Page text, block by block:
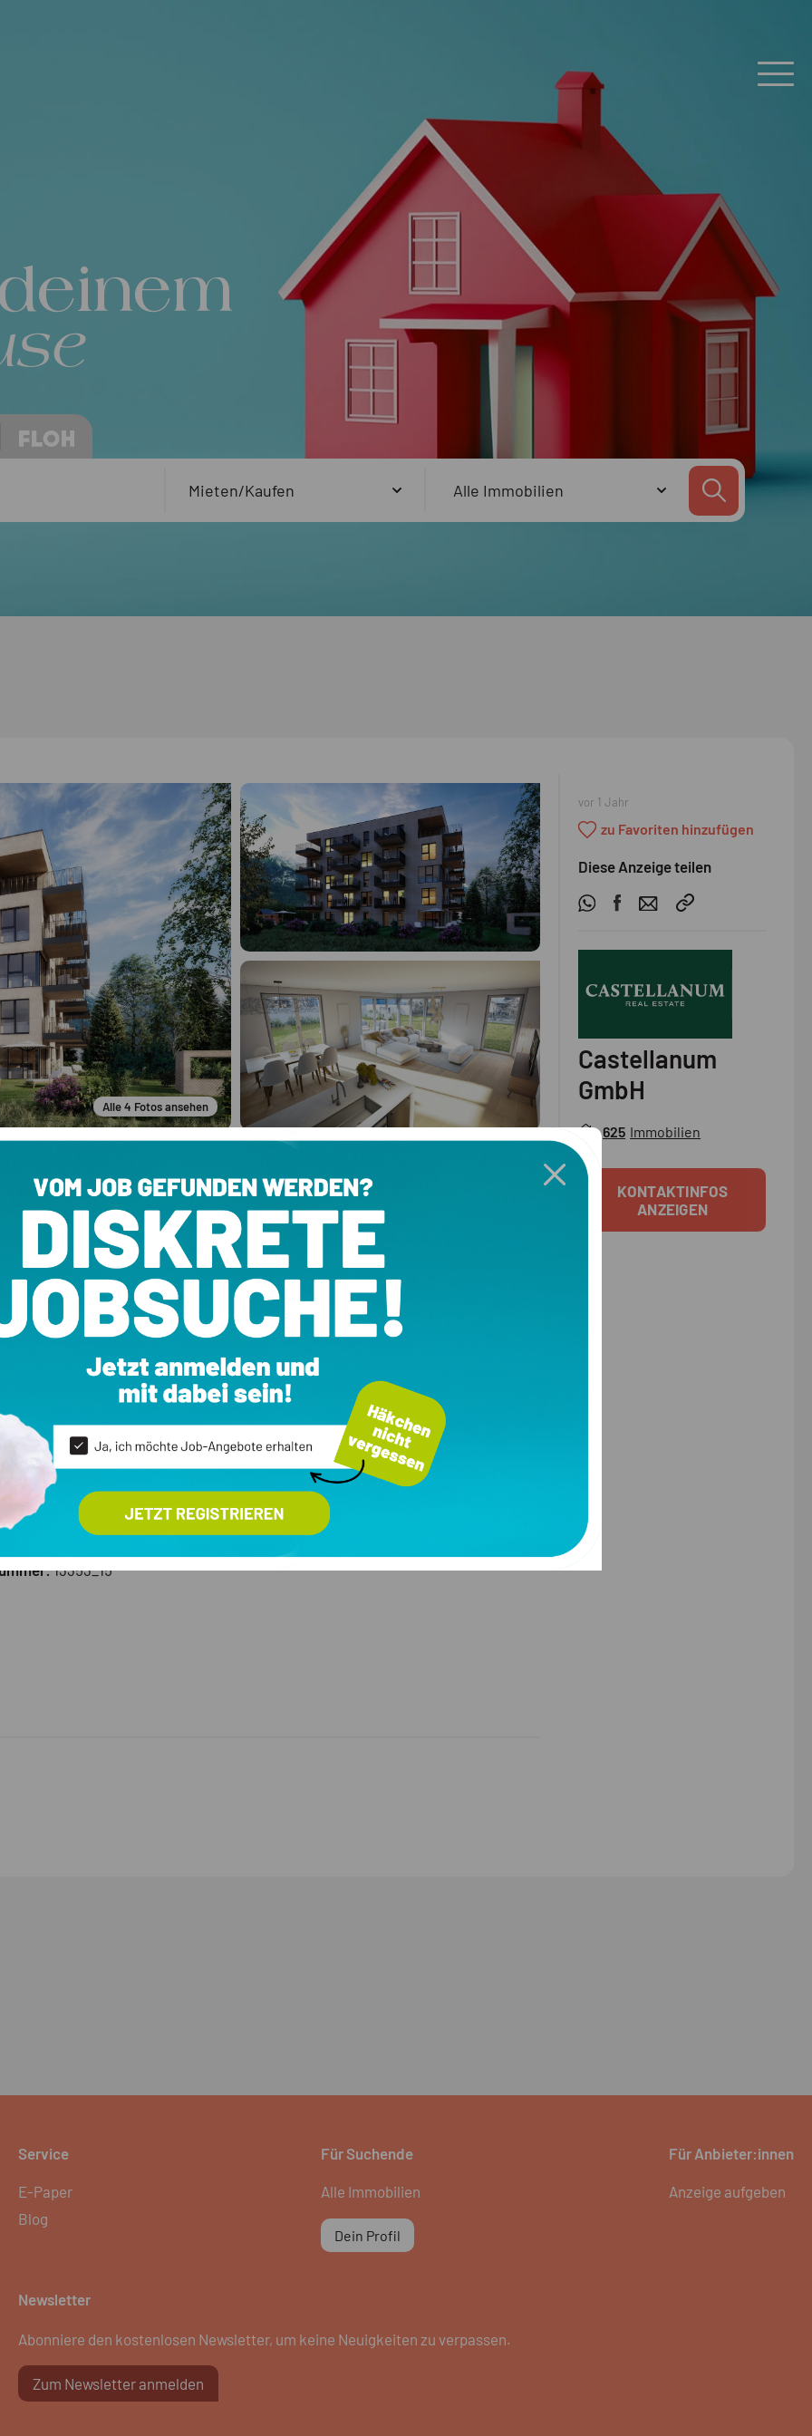
Alle4 Fotos ansehen
/ WC:1
KlimaHaus A+
Fernwärme (Fußboden)
13353_15
Ausstattung
Aufzug
Downloads
Grundriss 1
Grundriss 2
Grundriss 3
vor 1 Jahr
zu Favoriten hinzufügen
Diese Anzeige teilen
Castellanum
GmbH
625 Immobilien
KONTAKTINFOS
ANZEIGEN
Service
E-Paper
Blog
Für Suchende
Alle Immobilien
Dein Profil
Für Anbieter:innen
Anzeige aufgeben
Newsletter
Abonniere den kostenlosen Newsletter, um keine Neuigkeiten zu verpassen.
Zum Newsletter anmelden